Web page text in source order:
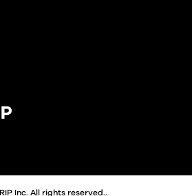
Inc. All rights reserved..